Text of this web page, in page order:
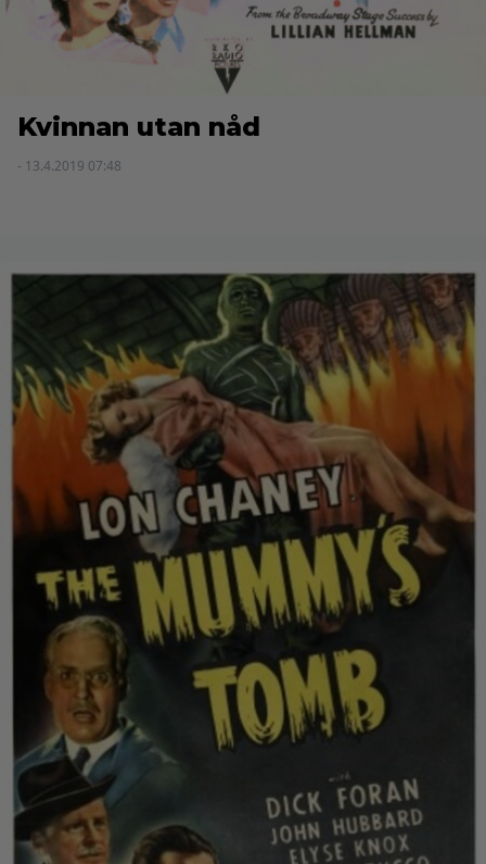
Kvinnan utan nåd
- 13.4.2019 07:48